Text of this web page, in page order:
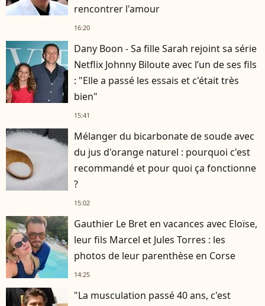
rencontrer l'amour
16:20
Dany Boon - Sa fille Sarah rejoint sa série
Netflix Johnny Biloute avec l’un de ses fils
: "Elle a passé les essais et c'était très
bien"
15:41
Mélanger du bicarbonate de soude avec
du jus d'orange naturel : pourquoi c'est
recommandé et pour quoi ça fonctionne
?
15:02
Gauthier Le Bret en vacances avec Eloïse,
leur fils Marcel et Jules Torres : les
photos de leur parenthèse en Corse
14:25
"La musculation passé 40 ans, c'est